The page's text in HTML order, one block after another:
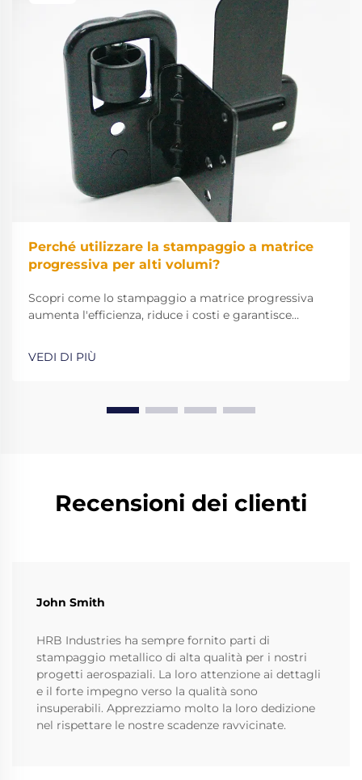
Perché utilizzare la stampaggio a matrice
progressiva per alti volumi?
Scopri come lo stampaggio a matrice progressiva
aumenta l'efficienza, riduce i costi e garantisce
perché HRB Industries consegna difetti pari a 0 PPM
e il 90% in meno di rifiuti. Vedi risultati concreti.
VEDI DI PIÙ
Recensioni dei clienti
John Smith
HRB Industries ha sempre fornito parti di
stampaggio metallico di alta qualità per i nostri
progetti aerospaziali. La loro attenzione ai dettagli
e il forte impegno verso la qualità sono
insuperabili. Apprezziamo molto la loro dedizione
nel rispettare le nostre scadenze ravvicinate.